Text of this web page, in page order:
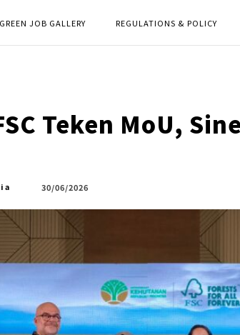
GREEN JOB GALLERY REGULATIONS & POLICY
Teken MoU,
30/06/2026